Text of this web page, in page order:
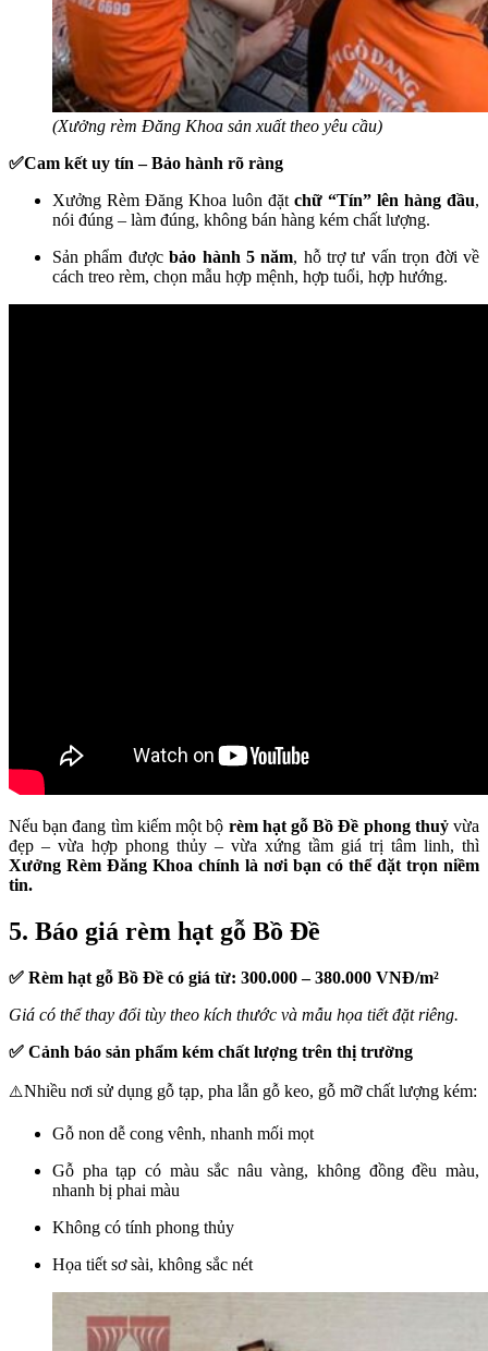
(Xưởng rèm Đăng Khoa sản xuất theo yêu cầu)
✅Cam kết uy tín – Bảo hành rõ ràng
Xưởng Rèm Đăng Khoa luôn đặt chữ “Tín” lên hàng đầu,
nói đúng – làm đúng, không bán hàng kém chất lượng.
Sản phẩm đượcbảo hành 5 năm, hỗ trợ tư vấn trọn đời về
cách treo rèm, chọn mẫu hợp mệnh, hợp tuổi, hợp hướng.
Nếu bạn đang tìm kiếm một bộ rèm hạt gỗ Bồ Đề phong thuỷvừa
đẹp – vừa hợp phong thủy – vừa xứng tầm giá trị tâm linh, thì
Xưởng Rèm Đăng Khoa chính là nơi bạn có thể đặt trọn niềm
tin.
5. Báo giá rèm hạt gỗ Bồ Đề
✅ Rèm hạt gỗ Bồ Đề có giá từ: 300.000 – 380.000 VNĐ/m²
Giá có thể thay đổi tùy theo kích thước và mẫu họa tiết đặt riêng.
✅ Cảnh báo sản phẩm kém chất lượng trên thị trường
⚠️Nhiều nơi sử dụng gỗ tạp, pha lẫn gỗ keo, gỗ mỡ chất lượng kém:
Gỗ non dễ cong vênh, nhanh mối mọt
Gỗ pha tạp có màu sắc nâu vàng, không đồng đều màu,
nhanh bị phai màu
Không có tính phong thủy
Họa tiết sơ sài, không sắc nét